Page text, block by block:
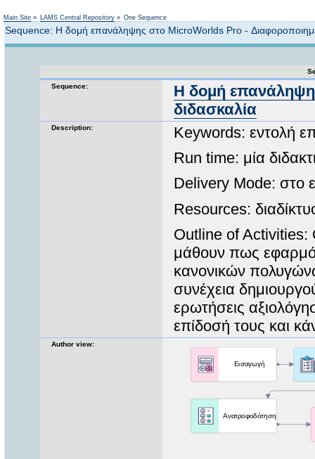
Main Site » LAMS Central Repository » One Sequence
Sequence: Η δομή επανάληψης στο MicroWorlds Pro -
Sequence:
Η δομή
διδασκαλία
Description:
Keywords: εντολή
Run time: μία
Delivery Mode: στο
Resources:
Outline of Activities:
μάθουν πως
κανονικών
συνέχεια
ερωτήσεις
επίδοσή τους και
Author view: